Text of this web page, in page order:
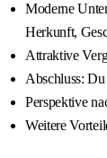
Moderne
Herkunft,
Attraktive
Abschluss:
Perspektive
Weitere